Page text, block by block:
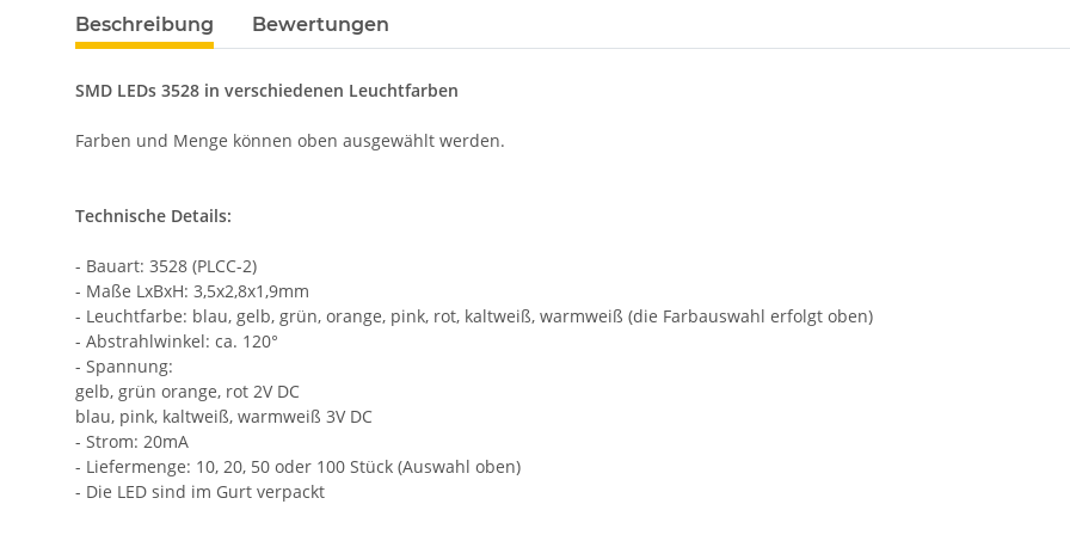
weitere Registerkarten anzeigen
Beschreibung Bewertungen
SMD LEDs 3528 in verschiedenen Leuchtfarben
Farben und Menge können oben ausgewählt werden.
Technische Details:
- Bauart: 3528 (PLCC-2)
- Maße LxBxH: 3,5x2,8x1,9mm
- Leuchtfarbe: blau, gelb, grün, orange, pink, rot, kaltweiß, warmweiß (die Farbauswahl erfolgt oben)
- Abstrahlwinkel: ca. 120°
- Spannung:
gelb, grün orange, rot 2V DC
blau, pink, kaltweiß, warmweiß 3V DC
- Strom: 20mA
- Liefermenge: 10, 20, 50 oder 100 Stück (Auswahl oben)
- Die LED sind im Gurt verpackt